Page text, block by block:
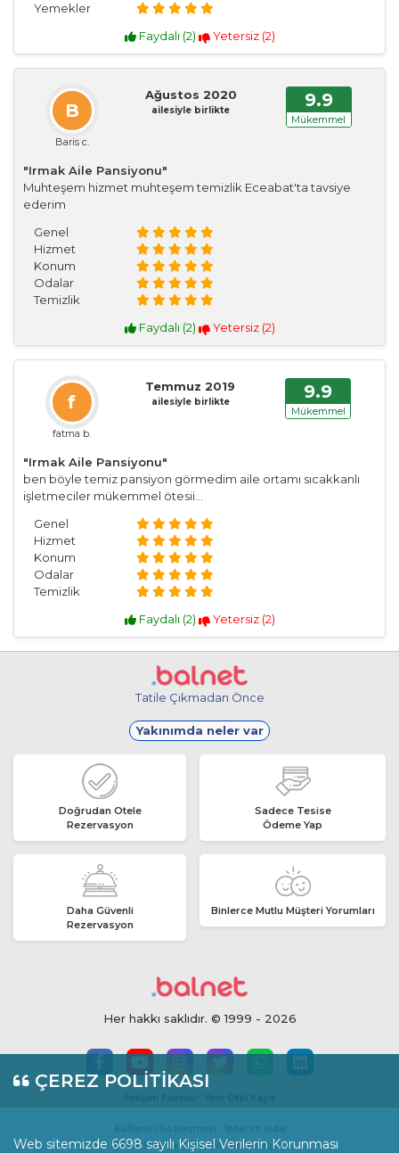
ÇEREZ POLİTİKASI
Web sitemizde 6698 sayılı Kişisel Verilerin Korunması
Yemekler
Faydalı (2) Yetersiz (2)
B
Baris c.
Ağustos 2020
ailesiyle birlikte 9.9
Mükemmel
"Irmak Aile Pansiyonu"
Muhteşem hizmet muhteşem temizlik Eceabat'ta tavsiye
ederim
Genel
Hizmet
Konum
Odalar
Temizlik
Faydalı (2) Yetersiz (2)
f
fatma b.
Temmuz 2019
ailesiyle birlikte 9.9
Mükemmel
"Irmak Aile Pansiyonu"
ben böyle temiz pansiyon görmedim aile ortamı sıcakkanlı
işletmeciler mükemmel ötesii...
Genel
Hizmet
Konum
Odalar
Temizlik
Faydalı (2) Yetersiz (2)
Tatile Çıkmadan Önce
Yakınımda neler var
Doğrudan Otele
Rezervasyon
Sadece Tesise
Ödeme Yap
Daha Güvenli
Rezervasyon
Binlerce Mutlu Müşteri Yorumları
Her hakkı saklıdır. © 1999 - 2026
İçerik Standartları
Yorum Politikası